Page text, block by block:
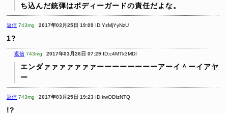
ち込んだ銃弾はボディーガードの責任だよな。
返信 743mg 2017年03月25日 19:09 ID:YzMjYyNzU
1?
返信 743mg 2017年03月26日 07:29 ID:c4MTk3MDI
エンダァァァァァァァーーーーーーーーアーイ＾ーイアヤ
ー
返信 743mg 2017年03月25日 19:23 ID:kwODIzNTQ
!?